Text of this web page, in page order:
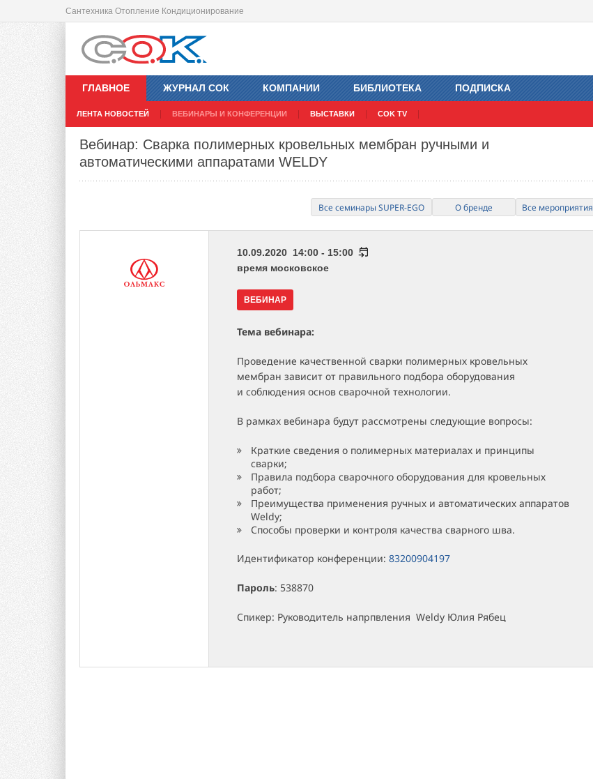
Сантехника Отопление Кондиционирование
ГЛАВНОЕ
ЛЕНТА НОВОСТЕЙ ВЕБИНАРЫ И КОНФЕРЕНЦИИ ВЫСТАВКИ COK TV
ЖУРНАЛ СОК КОМПАНИИ БИБЛИОТЕКА ПОДПИСКА
Вебинар: Сварка полимерных кровельных мембран ручными и
автоматическими аппаратами WELDY
Все семинары SUPER-EGO О бренде Все мероприятия
10.09.2020 14:00 - 15:00
время московское
ВЕБИНАР
Тема вебинара:
Проведение качественной сварки полимерных кровельных
мембран зависит от правильного подбора оборудования
и соблюдения основ сварочной технологии.
В рамках вебинара будут рассмотрены следующие вопросы:
Краткие сведения о полимерных материалах и принципы
сварки;
Правила подбора сварочного оборудования для кровельных
работ;
Преимущества применения ручных и автоматических аппаратов
Weldy;
Способы проверки и контроля качества сварного шва.
Идентификатор конференции: 83200904197
Пароль: 538870
Спикер: Руководитель напрпвления Weldy Юлия Рябец